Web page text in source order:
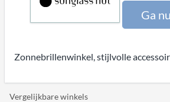
Ga
Zonnebrillenwinkel, stijlvolle
Vergelijkbare winkels